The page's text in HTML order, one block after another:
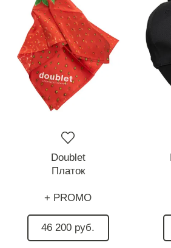
Doublet
Платок
+ PROMO
46 200 руб.